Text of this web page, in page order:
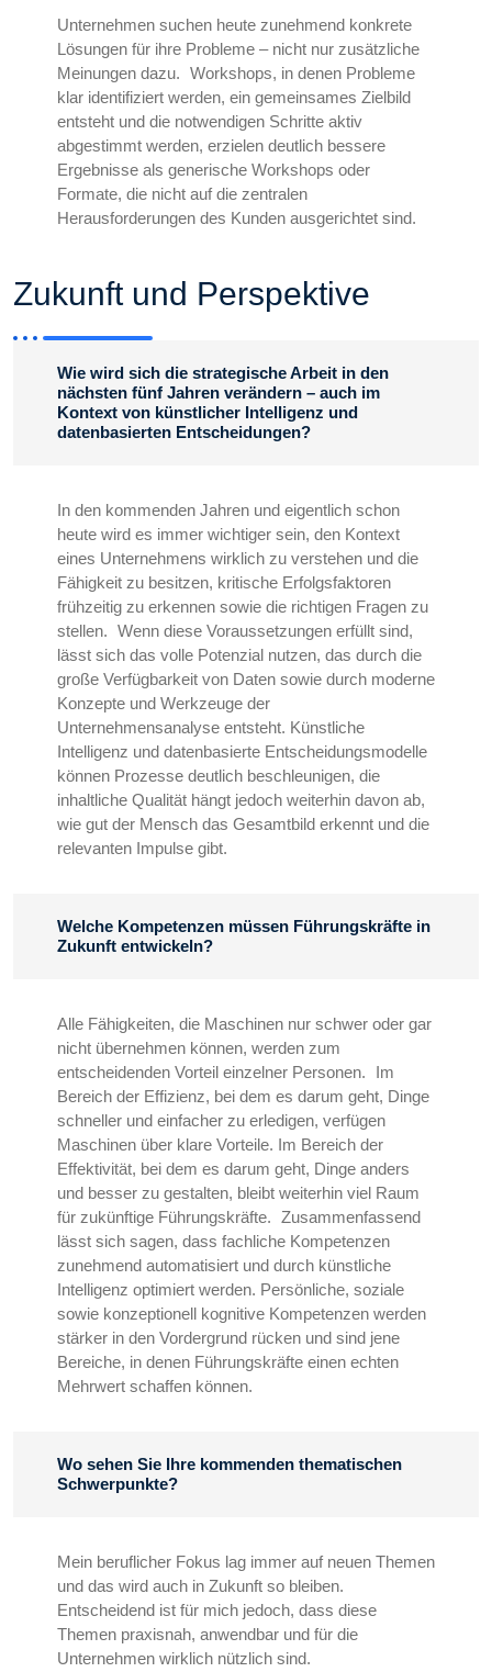
Unternehmen suchen heute zunehmend konkrete
Lösungen für ihre Probleme – nicht nur zusätzliche
Meinungen dazu. Workshops, in denen Probleme
klar identifiziert werden, ein gemeinsames Zielbild
entsteht und die notwendigen Schritte aktiv
abgestimmt werden, erzielen deutlich bessere
Ergebnisse als generische Workshops oder
Formate, die nicht auf die zentralen
Herausforderungen des Kunden ausgerichtet sind.
Zukunft und Perspektive
Wie wird sich die strategische Arbeit in den
nächsten fünf Jahren verändern – auch im
Kontext von künstlicher Intelligenz und
datenbasierten Entscheidungen?
In den kommenden Jahren und eigentlich schon
heute wird es immer wichtiger sein, den Kontext
eines Unternehmens wirklich zu verstehen und die
Fähigkeit zu besitzen, kritische Erfolgsfaktoren
frühzeitig zu erkennen sowie die richtigen Fragen zu
stellen. Wenn diese Voraussetzungen erfüllt sind,
lässt sich das volle Potenzial nutzen, das durch die
große Verfügbarkeit von Daten sowie durch moderne
Konzepte und Werkzeuge der
Unternehmensanalyse entsteht. Künstliche
Intelligenz und datenbasierte Entscheidungsmodelle
können Prozesse deutlich beschleunigen, die
inhaltliche Qualität hängt jedoch weiterhin davon ab,
wie gut der Mensch das Gesamtbild erkennt und die
relevanten Impulse gibt.
Welche Kompetenzen müssen Führungskräfte in
Zukunft entwickeln?
Alle Fähigkeiten, die Maschinen nur schwer oder gar
nicht übernehmen können, werden zum
entscheidenden Vorteil einzelner Personen. Im
Bereich der Effizienz, bei dem es darum geht, Dinge
schneller und einfacher zu erledigen, verfügen
Maschinen über klare Vorteile. Im Bereich der
Effektivität, bei dem es darum geht, Dinge anders
und besser zu gestalten, bleibt weiterhin viel Raum
für zukünftige Führungskräfte. Zusammenfassend
lässt sich sagen, dass fachliche Kompetenzen
zunehmend automatisiert und durch künstliche
Intelligenz optimiert werden. Persönliche, soziale
sowie konzeptionell kognitive Kompetenzen werden
stärker in den Vordergrund rücken und sind jene
Bereiche, in denen Führungskräfte einen echten
Mehrwert schaffen können.
Wo sehen Sie Ihre kommenden thematischen
Schwerpunkte?
Mein beruflicher Fokus lag immer auf neuen Themen
und das wird auch in Zukunft so bleiben.
Entscheidend ist für mich jedoch, dass diese
Themen praxisnah, anwendbar und für die
Unternehmen wirklich nützlich sind.